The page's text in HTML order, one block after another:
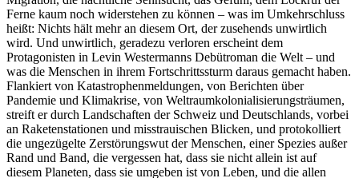
Ferne kaum noch widerstehen zu können – was im Umkehrschluss
heißt: Nichts hält mehr an diesem Ort, der zusehends unwirtlich
wird. Und unwirtlich, geradezu verloren erscheint dem
Protagonisten in Levin Westermanns Debütroman die Welt – und
was die Menschen in ihrem Fortschrittssturm daraus gemacht haben.
Flankiert von Katastrophenmeldungen, von Berichten über
Pandemie und Klimakrise, von Weltraumkolonialisierungsträumen,
streift er durch Landschaften der Schweiz und Deutschlands, vorbei
an Raketenstationen und misstrauischen Blicken, und protokolliert
die ungezügelte Zerstörungswut der Menschen, einer Spezies außer
Rand und Band, die vergessen hat, dass sie nicht allein ist auf
diesem Planeten, dass sie umgeben ist von Leben, und die allen